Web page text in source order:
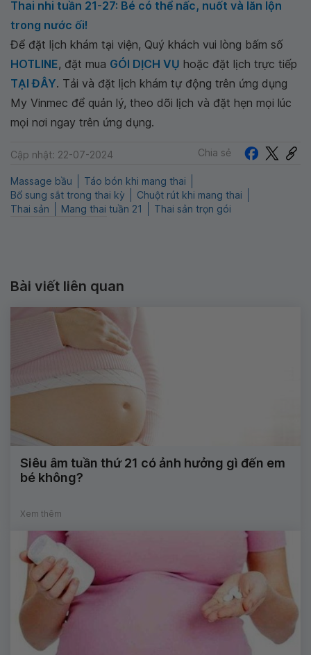
Thai nhi tuần 21-27: Bé có thể nấc, nuốt và lăn lộn
trong nước ối!
Để đặt lịch khám tại viện, Quý khách vui lòng bấm số
HOTLINE, đặt mua GÓI DỊCH VỤ hoặc đặt lịch trực tiếp
TẠI ĐÂY. Tải và đặt lịch khám tự động trên ứng dụng
My Vinmec để quản lý, theo dõi lịch và đặt hẹn mọi lúc
mọi nơi ngay trên ứng dụng.
Cập nhật: 22-07-2024 Chia sẻ
Massage bầu
Táo bón khi mang thai
Bổ sung sắt trong thai kỳ
Chuột rút khi mang thai
Thai sản
Mang thai tuần 21 Thai sản trọn gói
Bài viết liên quan
Siêu âm tuần thứ 21 có ảnh hưởng gì đến em
bé không?
Xem thêm